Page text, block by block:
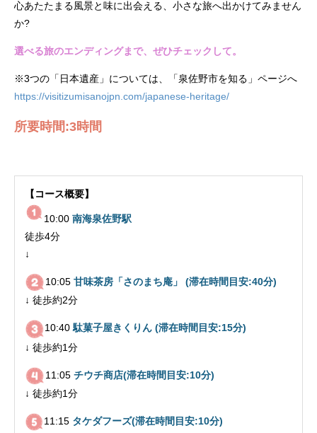
心あたたまる風景と味に出会える、小さな旅へ出かけてみません
か?
選べる旅のエンディングまで、ぜひチェックして。
※3つの「日本遺産」については、「泉佐野市を知る」ページへ
https://visitizumisanojpn.com/japanese-heritage/
所要時間:3時間
【コース概要】
10:00 南海泉佐野駅
徒歩4分
↓
10:05 甘味茶房「さのまち庵」 (滞在時間目安:40分)
↓ 徒歩約2分
10:40 駄菓子屋きくりん (滞在時間目安:15分)
↓ 徒歩約1分
11:05 チウチ商店(滞在時間目安:10分)
↓ 徒歩約1分
11:15 タケダフーズ(滞在時間目安:10分)